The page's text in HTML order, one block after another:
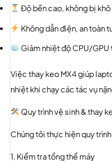
Độ bền cao, không bị
Không dẫn điện, an toàn
Giảm nhiệt độ CPU/GPU
Việc thay keo MX4 giúp
nhiệt khi chạy các tác vụ
Quy trình vệ sinh & thay
Chúng tôi thực hiện quy
1. Kiểm tra tổng thể máy